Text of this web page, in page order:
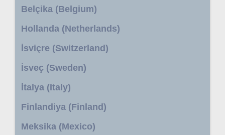
Belçika (Belgium)
Hollanda (Netherlands)
İsviçre (Switzerland)
İsveç (Sweden)
İtalya (Italy)
Finlandiya (Finland)
Meksika (Mexico)